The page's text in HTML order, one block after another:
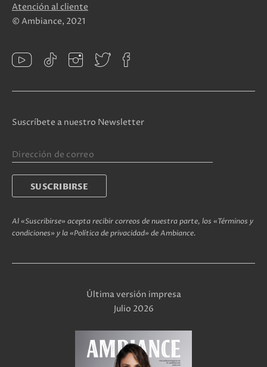
Atención al cliente
© Ambiance, 2021
Suscríbete a nuestro Newsletter
Al «Suscribirse» acepta recibir correos de nuestra parte, los «Términos y
condiciones» y la «Política de privacidad» de Ambiance.
Última versión impresa
Julio 2026